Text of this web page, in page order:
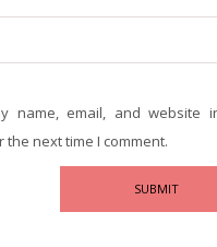
name, email, and website
next time I comment.